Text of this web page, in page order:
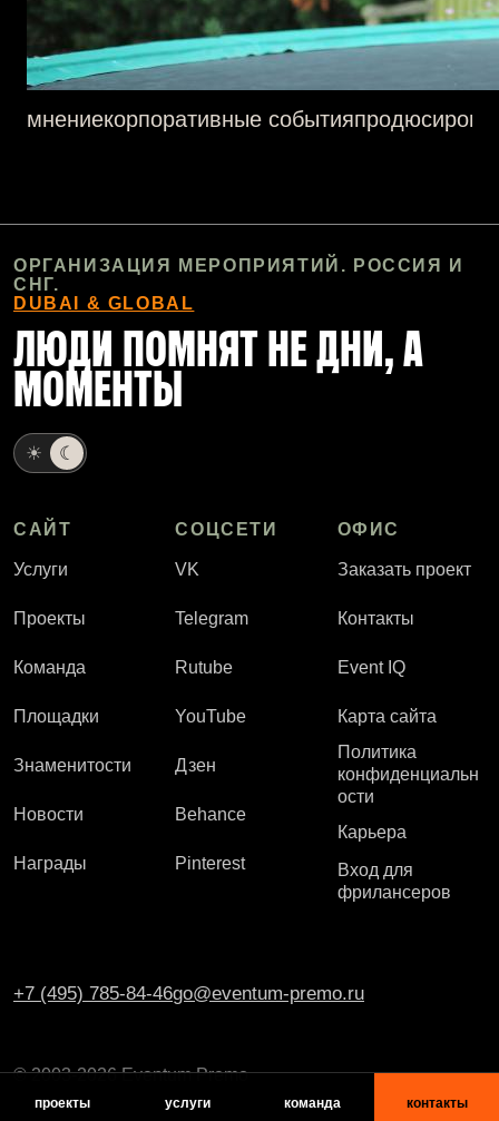
мнениекорпоративные события
ОРГАНИЗАЦИЯ МЕРОПРИЯТИЙ. РОССИЯ И
СНГ.
DUBAI & GLOBAL
ЛЮДИ ПОМНЯТ НЕ ДНИ, А
МОМЕНТЫ
☀ ☾
САЙТ
Услуги
Проекты
Команда
Площадки
Знаменитости
Новости
Награды
СОЦСЕТИ
VK
Telegram
Rutube
YouTube
Дзен
Behance
Pinterest
ОФИС
Заказать проект
Контакты
Event IQ
Карта сайта
Политика
конфиденциальн
ости
Карьера
Вход для
фрилансеров
+7 (495) 785-84-46go@eventum-premo.ru
© 2003-2026 Eventum Premo
проекты услуги команда контакты